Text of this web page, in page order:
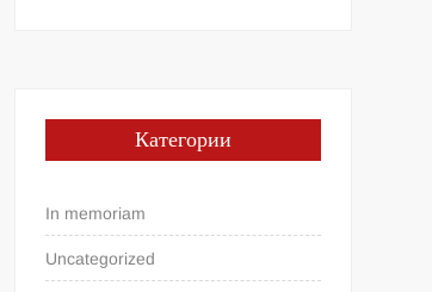
Категории
In memoriam
Uncategorized